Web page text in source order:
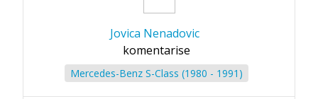
Jovica Nenadovic
komentarise
Mercedes-Benz S-Class (1980 - 1991)